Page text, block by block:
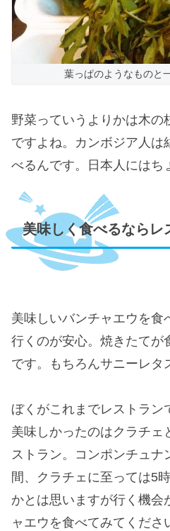
葉っぱのようなものと
野菜っていうよりかは木の
ですよね。カンボジア人は
べるんです。日本人にはち
美味しく食べるならレ
美味しいバンチャエウを食
行くのが安心。焼きたてが
です。もちろんサニーレタ
ぼくがこれまでレストラン
美味しかったのはクラチェ
ストラン。コンポンチュナ
間、クラチェに至っては5
かとは思いますが行く機会
ャエウを食べてみてくださ